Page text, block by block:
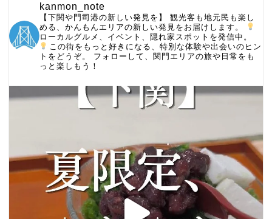
kanmon_note
【下関や門司港の新しい発見を】
観光客も地元民も楽し
める、かんもんエリアの新しい発見をお届けします。
ローカルグルメ、イベント、隠れ家スポットを発信中。
この街をもっと好きになる、特別な体験や出会いのヒン
トをどうぞ。
フォローして、関門エリアの旅や日常をも
っと楽しもう！